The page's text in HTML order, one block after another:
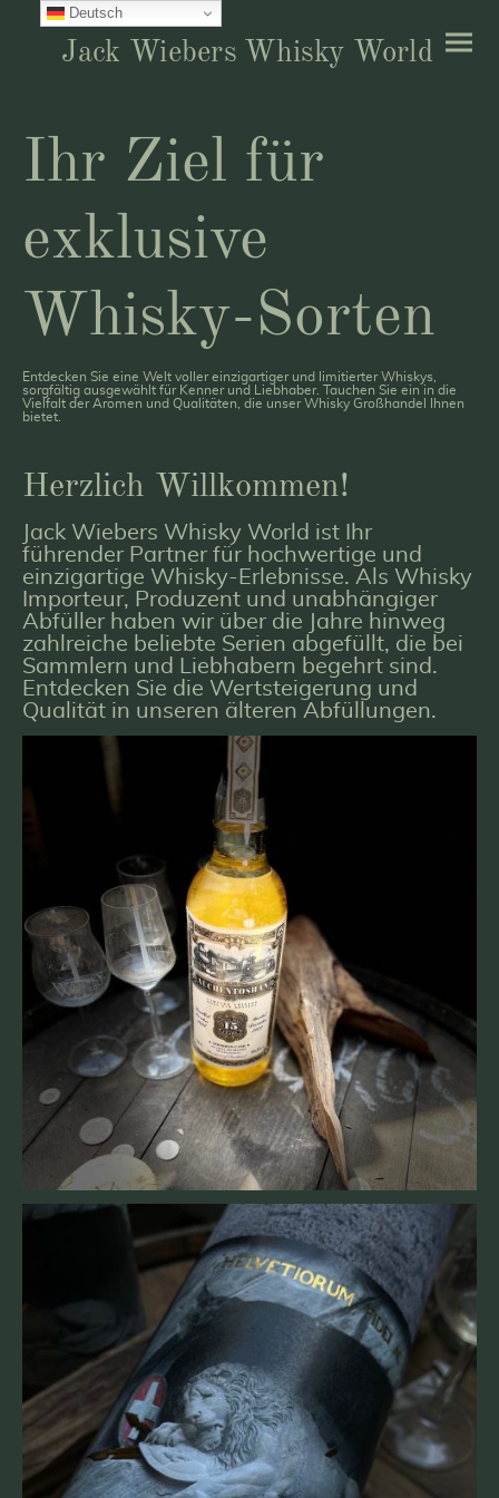
Jack Wiebers Whisky World
Ihr Ziel für
exklusive
Whisky-Sorten
Entdecken Sie eine Welt voller einzigartiger und limitierter Whiskys,
sorgfältig ausgewählt für Kenner und Liebhaber. Tauchen Sie ein in die
Vielfalt der Aromen und Qualitäten, die unser Whisky Großhandel Ihnen
bietet.
Herzlich Willkommen!
Jack Wiebers Whisky World ist Ihr
führender Partner für hochwertige und
einzigartige Whisky-Erlebnisse. Als Whisky
Importeur, Produzent und unabhängiger
Abfüller haben wir über die Jahre hinweg
zahlreiche beliebte Serien abgefüllt, die bei
Sammlern und Liebhabern begehrt sind.
Entdecken Sie die Wertsteigerung und
Qualität in unseren älteren Abfüllungen.
Deutsch